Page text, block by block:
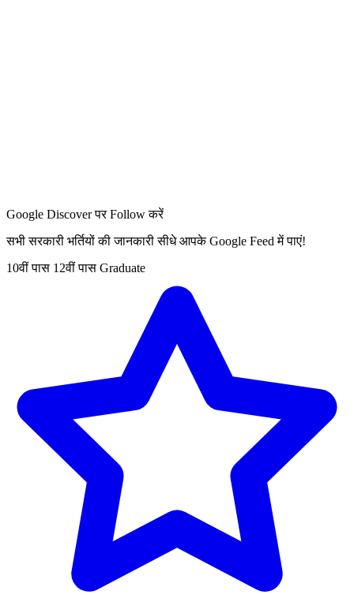
Google Discover पर Follow करें
सभी सरकारी भर्तियों की जानकारी सीधे आपके Google Feed में पाएं!
10वीं पास 12वीं पास Graduate